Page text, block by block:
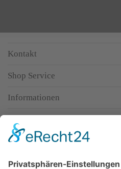
Kontakt
Shop Service
Informationen
Top-Anbieter
Spitzenqualität